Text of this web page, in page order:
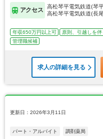
アクセス
高松琴平電気鉄道(琴
高松琴平電気鉄道(長
年収650万円以上可 原則、引越しを
管理職候補
求人の詳細を見る
更新日：2026年3月11日
パート・アルバイト 調剤薬局